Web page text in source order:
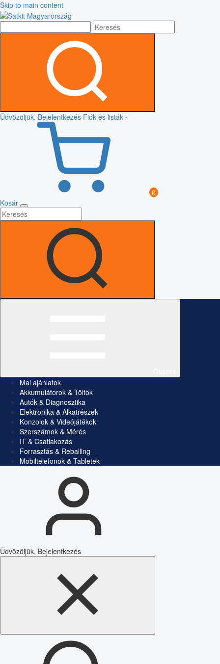
Skip to main content
Üdvözöljük, Bejelentkezés Fiók és listák
0
Kosár
Mai ajánlatok
Akkumulátorok & Töltők
Autók & Diagnosztika
Elektronika & Alkatrészek
Konzolok & Videójátékok
Szerszámok & Mérés
IT & Csatlakozás
Forrasztás & Reballing
Mobiltelefonok & Tabletek
Üdvözöljük, Bejelentkezés